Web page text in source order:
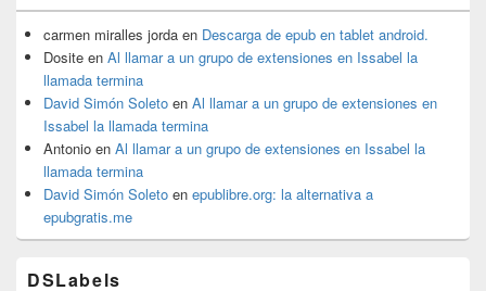
carmen miralles jorda en Descarga de epub en tablet android.
Dosite en Al llamar a un grupo de extensiones en Issabel la
llamada termina
David Simón Soleto en Al llamar a un grupo de extensiones en
Issabel la llamada termina
Antonio en Al llamar a un grupo de extensiones en Issabel la
llamada termina
David Simón Soleto en epublibre.org: la alternativa a
epubgratis.me
DSLabels